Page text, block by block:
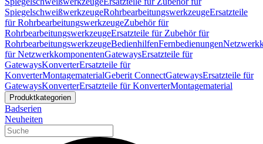
SpiegelschweißwerkzeugeRohrbearbeitungswerkzeugeErsatzteile
für RohrbearbeitungswerkzeugeZubehör für
RohrbearbeitungswerkzeugeErsatzteile für Zubehör für
RohrbearbeitungswerkzeugeBedienhilfenFernbedienungen
für NetzwerkkomponentenGatewaysErsatzteile für
GatewaysKonverterErsatzteile für
KonverterMontagematerialGeberit ConnectGatewaysErsatzteile für
GatewaysKonverterErsatzteile für KonverterMontagematerial
Produktkategorien
Badserien
Neuheiten